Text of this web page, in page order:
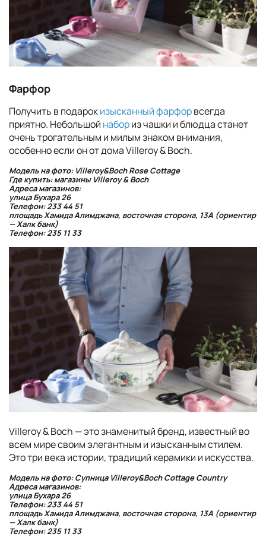
Фарфор
Получить в подарокизысканный фарфорвсегда
приятно. Небольшой набориз чашки и блюдца станет
очень трогательным и милым знаком внимания,
особенно если он от дома Villeroy & Boch.
Модель на фото: Villeroy&Boch Rose Cottage
Где купить: магазины Villeroy & Boch
Адреса магазинов:
улица Бухара 26
Телефон: 233 44 51
площадь Хамида Алимджана, восточная сторона, 13А (ориентир
— Халк банк)
Телефон: 235 11 33
Villeroy & Boch — это знаменитый бренд, известный во
всем мире своим элегантным и изысканным стилем.
Это три века истории, традиций керамики и искусства.
Модель на фото: Супница Villeroy&Boch Cottage Country
Адреса магазинов:
улица Бухара 26
Телефон: 233 44 51
площадь Хамида Алимджана, восточная сторона, 13А (ориентир
— Халк банк)
Телефон: 235 11 33